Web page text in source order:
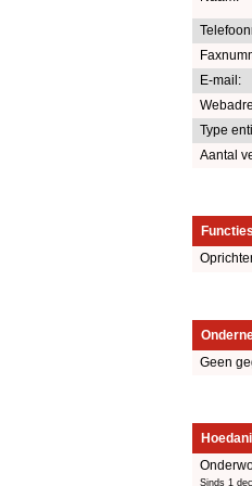
E-mail:
Type
Aantal
Functies
Geen
Sinds 1